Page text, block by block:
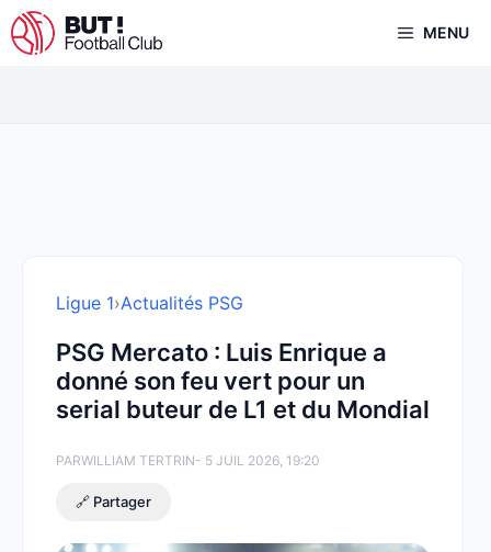
Aller
au
MENU
Ligue 1›Actualités PSG
PSG Mercato : Luis Enrique a
donné son feu vert pour un
serial buteur de L1 et du Mondial
PARWILLIAM TERTRIN- 5 JUIL 2026, 19:20
🔗 Partager